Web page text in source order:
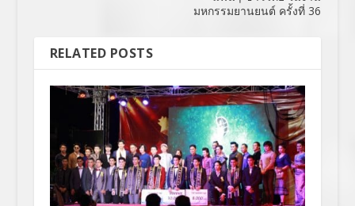
มหกรรมยานยนต์ ครั้งที่ 36
RELATED POSTS